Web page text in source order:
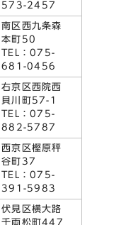
573-2457
南区西九条森
本町50
TEL：075-
681-0456
右京区西院西
貝川町57-1
TEL：075-
882-5787
西京区樫原秤
谷町37
TEL：075-
391-5983
伏見区横大路
千両松町447